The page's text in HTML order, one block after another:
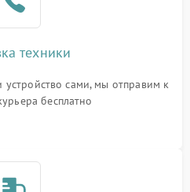
техники
сами, мы отправим к
бесплатно